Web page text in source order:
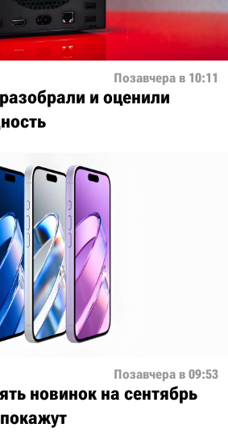
Позавчера в 10:11
и оценили
Позавчера в 09:53
новинок на сентябрь